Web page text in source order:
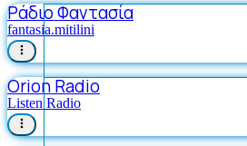
Ράδιο Φαντασία
fantasia.mitilini
Orion Radio
Listen Radio